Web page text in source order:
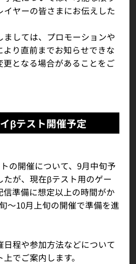
イヤーの皆さまにお伝えした
ましては、プロモーションや
り直前までお知らせできな
更となる場合があることをご
βテスト開催予定
の開催について、9月中旬予
たが、現在βテスト用のゲー
信準備に想定以上の時間がか
～10月上旬の開催で準備を進
日程や参加方法などについて
でご案内します。